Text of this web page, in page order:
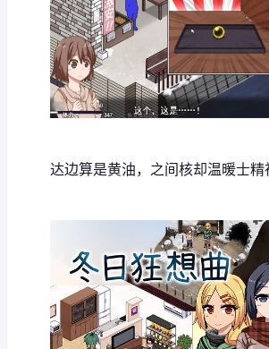
达边算是黄油，之间核却温暖士精